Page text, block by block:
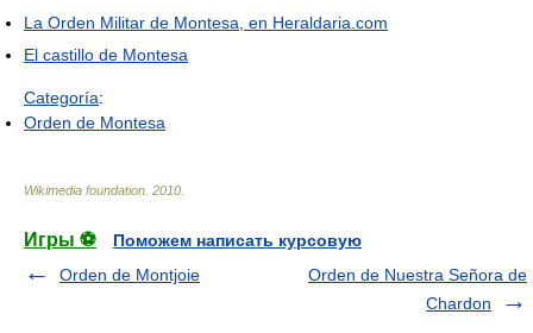
La Orden Militar de Montesa, en Heraldaria.com
El castillo de Montesa
Categoría:
Orden de Montesa
Wikimedia foundation 2010
Игры ⚽
Поможем написать курсовую
Orden de Montjoie
Orden de Nuestra Señora de
Chardon